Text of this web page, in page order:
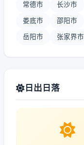
常德市 长沙市
娄底市 邵阳市
岳阳市 张家界市
日出日落